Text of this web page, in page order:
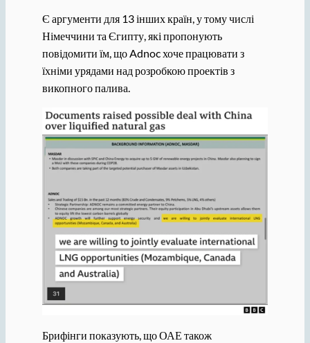
Є аргументи для 13 інших країн, у тому числі
Німеччини та Єгипту, які пропонують
повідомити їм, що Adnoc хоче працювати з
їхніми урядами над розробкою проектів з
викопного палива.
Брифінги показують, що ОАЕ також